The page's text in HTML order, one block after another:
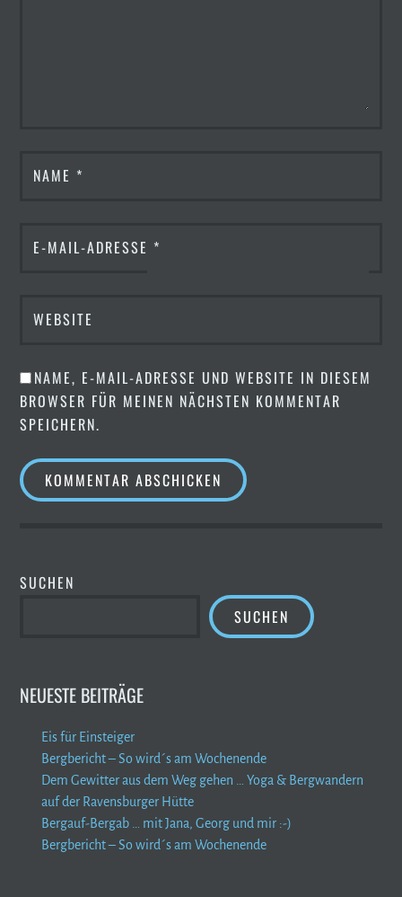
NAME *
E-MAIL-ADRESSE *
WEBSITE
NAME, E-MAIL-ADRESSE UND WEBSITE IN DIESEM
BROWSER FÜR MEINEN NÄCHSTEN KOMMENTAR
SPEICHERN.
SUCHEN
SUCHEN
NEUESTE BEITRÄGE
Eis für Einsteiger
Bergbericht – So wird´s am Wochenende
Dem Gewitter aus dem Weg gehen … Yoga & Bergwandern
auf der Ravensburger Hütte
Bergauf-Bergab … mit Jana, Georg und mir :-)
Bergbericht – So wird´s am Wochenende